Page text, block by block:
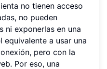
no tienen acceso
no pueden
ni exponerlas en una
equivalente a usar una
pero con la
Por eso, una